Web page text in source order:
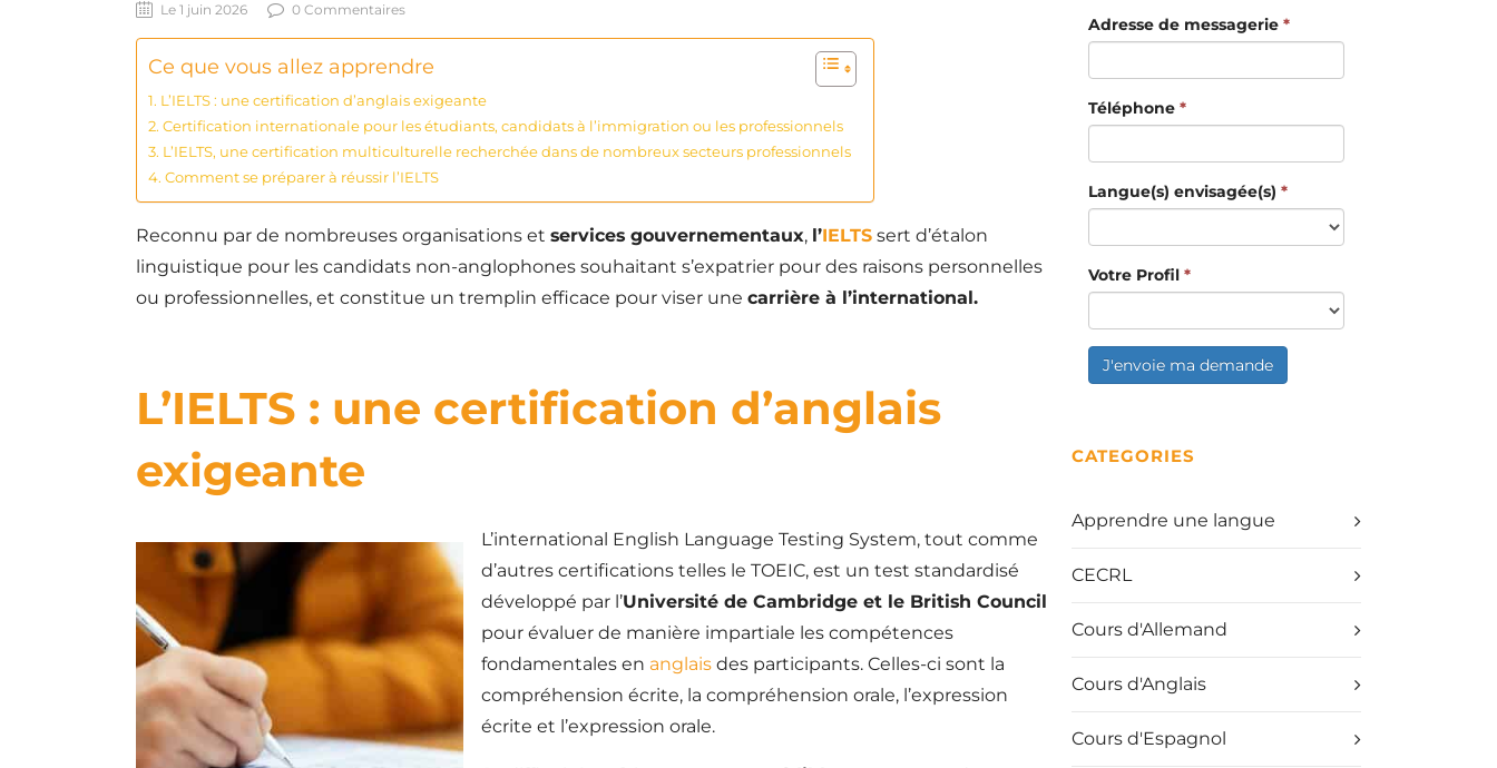
Le 1 juin 2026 0 Commentaires
Ce que vous allez apprendre
L’IELTS : une certification d’anglais exigeante
Certification internationale pour les étudiants, candidats à l’immigration ou les professionnels
L’IELTS, une certification multiculturelle recherchée dans de nombreux secteurs professionnels
Comment se préparer à réussir l’IELTS
Reconnu par de nombreuses organisations et services gouvernementaux, l’IELTS sert d’étalon
linguistique pour les candidats non-anglophones souhaitant s’expatrier pour des raisons personnelles
ou professionnelles, et constitue un tremplin efficace pour viser une carrière à l’international.
L’IELTS : une certification d’anglais
exigeante
L’international English Language Testing System, tout comme
d’autres certifications telles le TOEIC, est un test standardisé
développé par l’Université de Cambridge et le British Council
pour évaluer de manière impartiale les compétences
fondamentales en anglais des participants. Celles-ci sont la
compréhension écrite, la compréhension orale, l’expression
écrite et l’expression orale.
Adresse de messagerie *
Téléphone *
Langue(s) envisagée(s) *
Votre Profil *
J'envoie ma demande
CATEGORIES
Apprendre une langue
CECRL
Cours d'Allemand
Cours d'Anglais
Cours d'Espagnol